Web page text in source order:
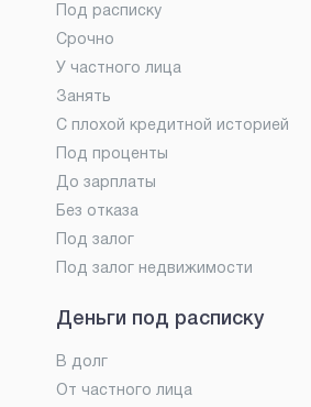
Под расписку
Срочно
У частного лица
Занять
С плохой кредитной историей
Под проценты
До зарплаты
Без отказа
Под залог
Под залог недвижимости
Деньги под расписку
В долг
От частного лица